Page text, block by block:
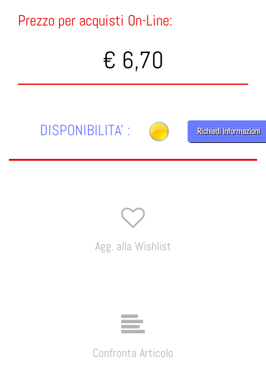
Prezzo per acquisti On-Line:
€ 6,70
DISPONIBILITA' : Richiedi Informazioni
Agg. alla Wishlist
Confronta Articolo